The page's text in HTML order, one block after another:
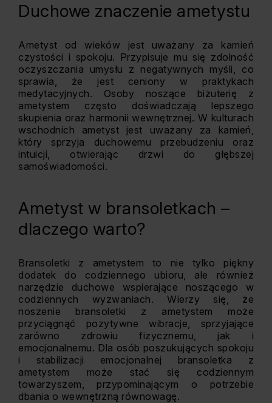
Duchowe znaczenie ametystu
Ametyst od wieków jest uważany za kamień
czystości i spokoju. Przypisuje mu się zdolność
oczyszczania umysłu z negatywnych myśli, co
sprawia, że jest ceniony w praktykach
medytacyjnych. Osoby noszące biżuterię z
ametystem często doświadczają lepszego
skupienia oraz harmonii wewnętrznej. W kulturach
wschodnich ametyst jest uważany za kamień,
który sprzyja duchowemu przebudzeniu oraz
intuicji, otwierając drzwi do głębszej
samoświadomości.
Ametyst w bransoletkach –
dlaczego warto?
Bransoletki z ametystem to nie tylko piękny
dodatek do codziennego ubioru, ale również
narzędzie duchowe wspierające noszącego w
codziennych wyzwaniach. Wierzy się, że
noszenie bransoletki z ametystem może
przyciągnąć pozytywne wibracje, sprzyjające
zarówno zdrowiu fizycznemu, jak i
emocjonalnemu. Dla osób poszukujących spokoju
i stabilizacji emocjonalnej bransoletka z
ametystem może stać się codziennym
towarzyszem, przypominającym o potrzebie
dbania o wewnętrzną równowagę.